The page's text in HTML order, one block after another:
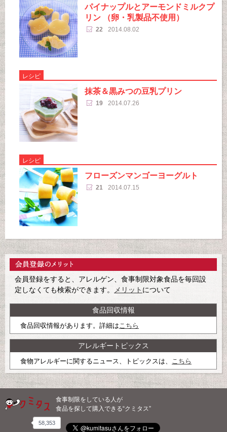
パイナップルとアーモンドミルクプ
リン （卵・乳製品不使用）
22 2014.08.02
レシピ
抹茶＆黒みつの豆乳プリン
19 2014.07.26
レシピ
フローズンマンゴーヨーグルト
21 2014.07.15
会員登録をすると、アレルゲン、食事制限対象食品を毎回設
定しなくても検索ができます。
メリット について
食品回収情報
食品回収情報があります。詳細は こちら
アレルギートピックス
食物アレルギーに関するニュース、トピックスは、 こちら
食事制限をしている人が
食品を探して購入できる“クミタス”
58,353